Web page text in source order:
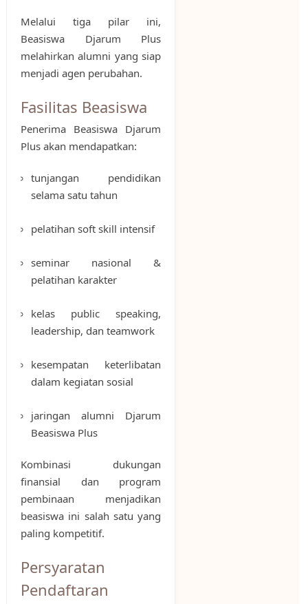
Melalui tiga pilar ini,
Beasiswa Djarum Plus
melahirkan alumni yang siap
menjadi agen perubahan.
Fasilitas Beasiswa
Penerima Beasiswa Djarum
Plus akan mendapatkan:
tunjangan pendidikan
selama satu tahun
pelatihan soft skill intensif
seminar nasional &
pelatihan karakter
kelas public speaking,
leadership, dan teamwork
kesempatan keterlibatan
dalam kegiatan sosial
jaringan alumni Djarum
Beasiswa Plus
Kombinasi dukungan
finansial dan program
pembinaan menjadikan
beasiswa ini salah satu yang
paling kompetitif.
Persyaratan
Pendaftaran